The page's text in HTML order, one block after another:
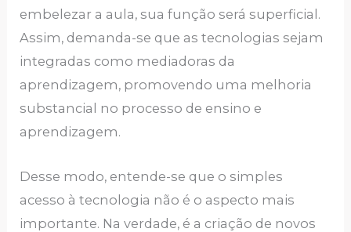
embelezar a aula, sua função será superficial.
Assim, demanda-se que as tecnologias sejam
integradas como mediadoras da
aprendizagem, promovendo uma melhoria
substancial no processo de ensino e
aprendizagem.
Desse modo, entende-se que o simples
acesso à tecnologia não é o aspecto mais
importante. Na verdade, é a criação de novos